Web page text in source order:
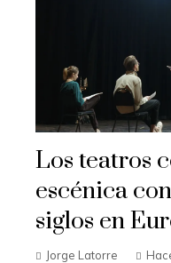
Los teatros
escénica
siglos en
Jorge Latorre